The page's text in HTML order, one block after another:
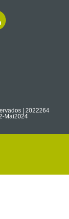
| 2022264
Mai2024